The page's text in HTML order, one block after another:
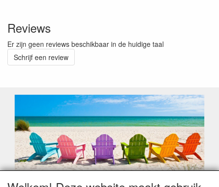
Reviews
Er zijn geen reviews beschikbaar in de huidige taal
Schrijf een review